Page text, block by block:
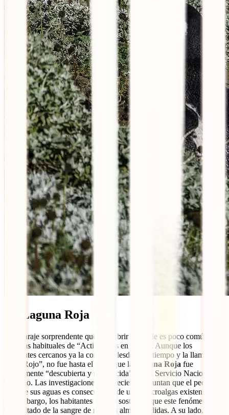
La Laguna Roja
Este paraje sorprendente que descubrir en Chile es poco común en
las listas habituales de “Actividades en Chile”. Aunque los
habitantes cercanos ya la conocen desde hace tiempo y la llaman
“Mar Rojo”, no fue hasta el 2009 que la
Laguna Roja fue
oficialmente “descubierta y reconocida” por el Servicio Nacional de
Turismo. Las investigaciones más recientes apuntan que el peculiar
tono de sus aguas es consecuencia de unas microalgas existentes allí.
Sin embargo, los habitantes locales sostienen que este fenómeno es
el resultado de la sangre de muchas almas perdidas. A su lado, se